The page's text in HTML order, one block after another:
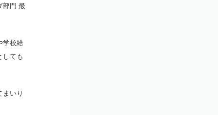
部門 最
学校給
しても
まいり